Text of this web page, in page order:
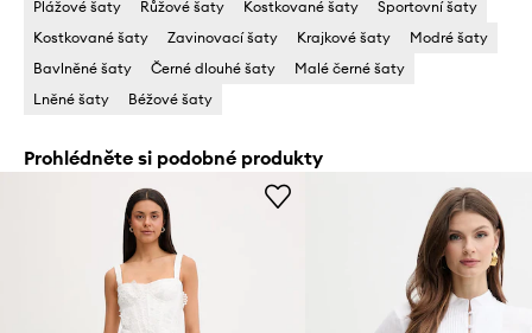
Plážové šaty
Růžové šaty Kostkované šaty
Sportovní šaty
Kostkované šaty
Zavinovací šaty Krajkové šaty
Modré šaty
Bavlněné šaty
Černé dlouhé šaty
Malé černé šaty
Lněné šaty
Béžové šaty
Prohlédněte si podobné produkty